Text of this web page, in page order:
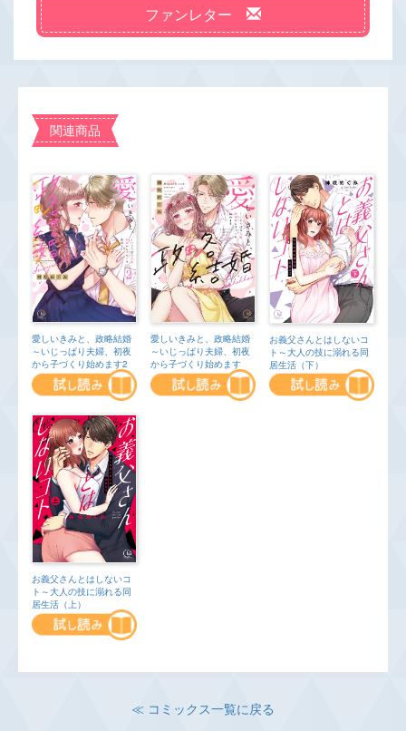
ファンレター
関連商品
愛しいきみと、政略結婚
～いじっぱり夫婦、初夜
から子づくり始めます2
愛しいきみと、政略結婚
～いじっぱり夫婦、初夜
から子づくり始めます
お義父さんとはしないコ
ト～大人の技に溺れる同
居生活（下）
お義父さんとはしないコ
ト～大人の技に溺れる同
居生活（上）
≪ コミックス一覧に戻る